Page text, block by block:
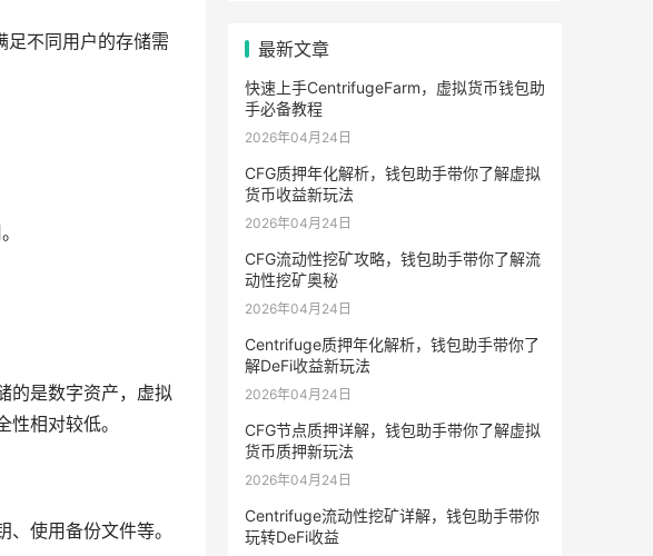
足不同用户的存储需
的是数字资产，虚拟
相对较低。
使用备份文件等。
最新文章
快速上手CentrifugeFarm，虚拟货币钱包助
手必备教程
2026年04月24日
CFG质押年化解析，钱包助手带你了解虚拟
货币收益新玩法
2026年04月24日
CFG流动性挖矿攻略，钱包助手带你了解流
动性挖矿奥秘
2026年04月24日
Centrifuge质押年化解析，钱包助手带你了
解DeFi收益新玩法
2026年04月24日
CFG节点质押详解，钱包助手带你了解虚拟
货币质押新玩法
2026年04月24日
Centrifuge流动性挖矿详解，钱包助手带你
玩转DeFi收益